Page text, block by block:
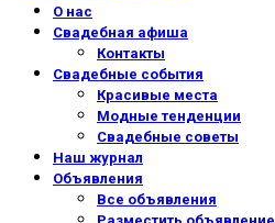
О нас
Свадебная афиша
Контакты
Свадебные события
Красивые места
Модные тенденции
Свадебные советы
Наш журнал
Объявления
Все объявления